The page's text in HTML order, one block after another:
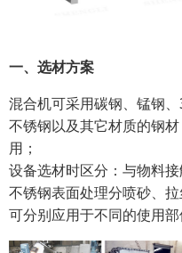
一、选材方案
混合机可采用碳钢、锰钢
不锈钢以及其它材质的钢
用；
设备选材时区分：与物料
不锈钢表面处理分喷砂、
可分别应用于不同的使用部